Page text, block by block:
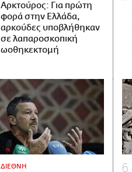
Αρκτούρος: Για πρώτη
φορά στην Ελλάδα,
αρκούδες υποβλήθηκαν
σε λαπαροσκοπική
ωοθηκεκτομή
ΔΙΕΘΝΗ